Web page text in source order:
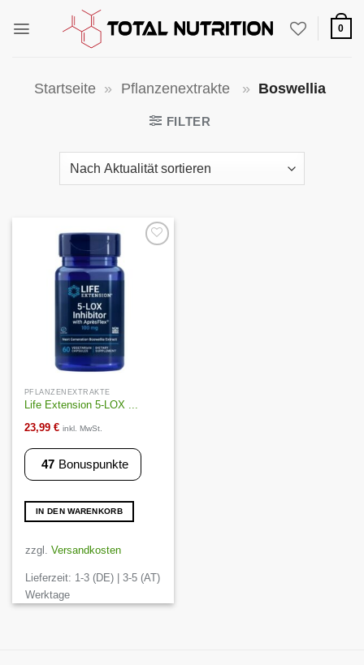
Inhalt
0
Startseite » Pflanzenextrakte » Boswellia
FILTER
Wunschliste
PFLANZENEXTRAKTE
Life Extension 5-LOX ...
23,99 € inkl. MwSt.
47 Bonuspunkte
IN DEN WARENKORB
zzgl. Versandkosten
Lieferzeit: 1-3 (DE) | 3-5 (AT)
Werktage